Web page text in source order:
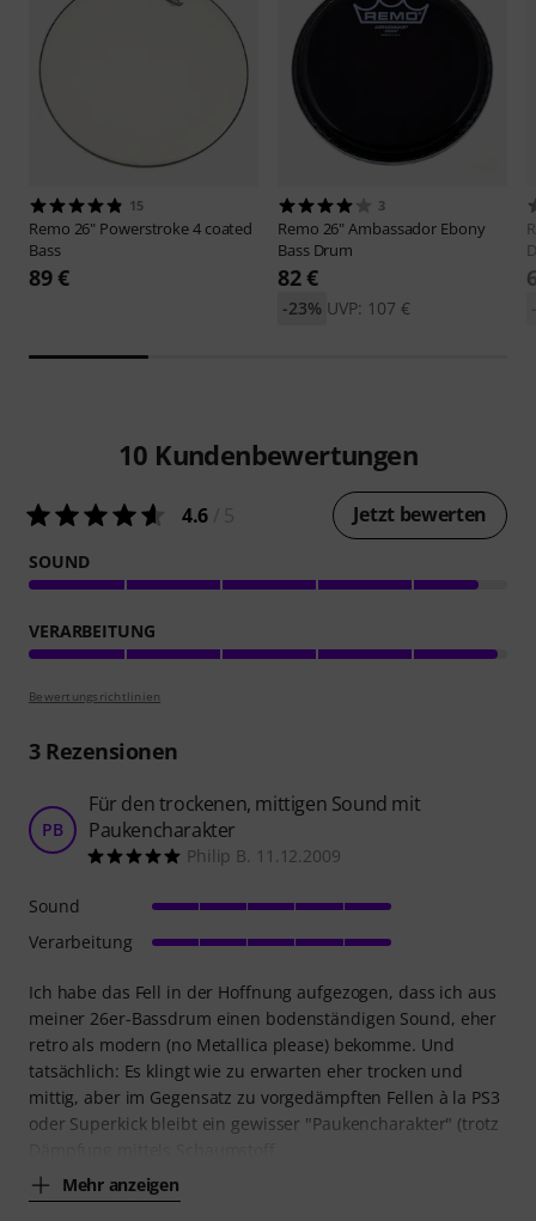
15
Remo 26" Powerstroke 4 coated
Bass
89 €
3
Remo 26" Ambassador Ebony
Bass Drum
82 €
UVP: 107 €
-23%
10 Kundenbewertungen
4.6 Jetzt bewerten
SOUND
VERARBEITUNG
Bewertungsrichtlinien
3Rezensionen
PB
Für den trockenen, mittigen Sound mit
Paukencharakter
Philip B. 11.12.2009
Ich habe das Fell in der Hoffnung aufgezogen, dass ich aus
meiner 26er-Bassdrum einen bodenständigen Sound, eher
retro als modern (no Metallica please) bekomme. Und
tatsächlich: Es klingt wie zu erwarten eher trocken und
mittig, aber im Gegensatz zu vorgedämpften Fellen à la PS3
oder Superkick bleibt ein gewisser "Paukencharakter" (trotz
Mehr anzeigen
Sound
Verarbeitung